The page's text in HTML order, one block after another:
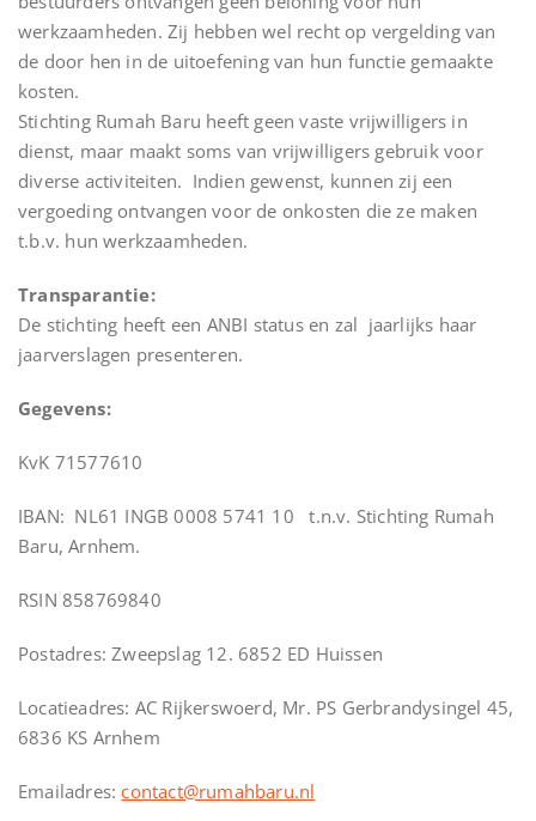
werkzaamheden. Zij hebben wel recht op vergelding van
de door hen in de uitoefening van hun functie gemaakte
kosten.
Stichting Rumah Baru heeft geen vaste vrijwilligers in
dienst, maar maakt soms van vrijwilligers gebruik voor
diverse activiteiten. Indien gewenst, kunnen zij een
vergoeding ontvangen voor de onkosten die ze maken
t.b.v. hun werkzaamheden.
Transparantie:
De stichting heeft een ANBI status en zal jaarlijks haar
jaarverslagen presenteren.
Gegevens:
KvK 71577610
IBAN: NL61 INGB 0008 5741 10 t.n.v. Stichting Rumah
Baru, Arnhem.
RSIN 858769840
Postadres: Zweepslag 12. 6852 ED Huissen
Locatieadres: AC Rijkerswoerd, Mr. PS Gerbrandysingel 45,
6836 KS Arnhem
Emailadres:contact@rumahbaru.nl